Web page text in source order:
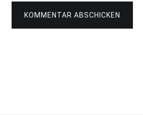
KOMMENTAR ABSCHICKEN